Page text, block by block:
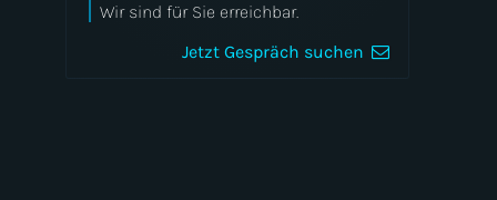
Wir sind für Sie erreichbar.
Jetzt Gespräch suchen